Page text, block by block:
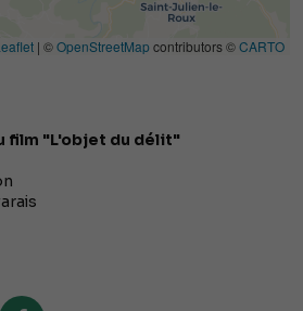
| ©OpenStreetMap contributors ©CARTO
film "L'objet du délit"